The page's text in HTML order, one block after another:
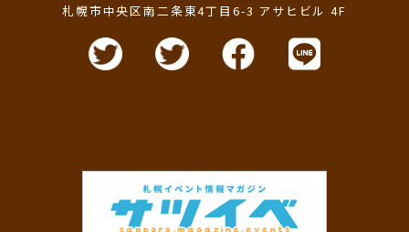
札幌市中央区南二条東4丁目6-3 アサヒビル 4F